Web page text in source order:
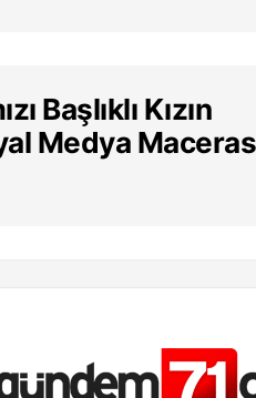
Başlıklı Kızın
Medya